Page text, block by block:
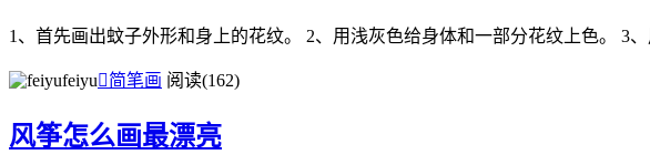
1、首先画出蚊子外形和身上的花纹。 2、用浅灰色给身体和一部分花纹上色。 3
feiyu简笔画 阅读(162)
风筝怎么画最漂亮